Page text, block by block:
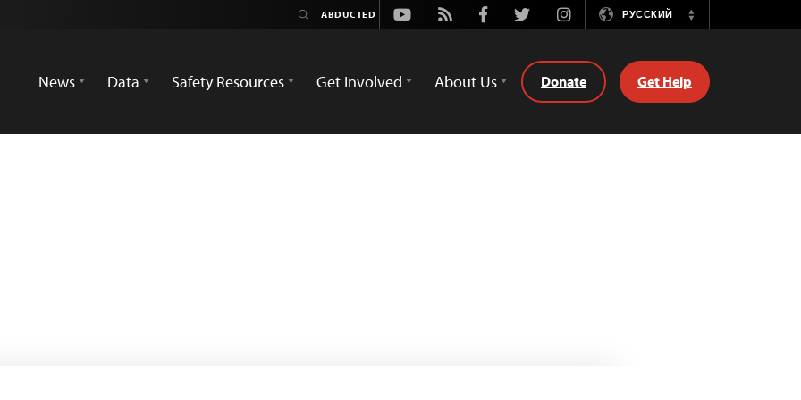
Youtube
Rss FacebookTwitterInstagramРУССКИЙ
Switch
News
Data Safety Resources Get Involved About Us Donate Get Help